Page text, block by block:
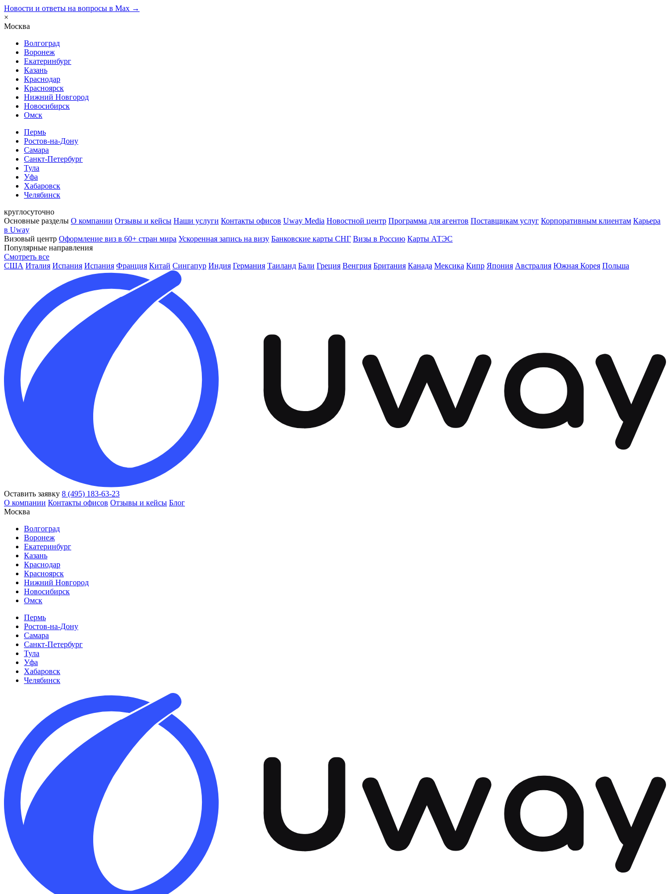
Новости и ответы на вопросы в Max →
×
Москва
Волгоград
Воронеж
Екатеринбург
Казань
Краснодар
Красноярск
Нижний Новгород
Новосибирск
Омск
Пермь
Ростов-на-Дону
Самара
Санкт-Петербург
Тула
Уфа
Хабаровск
Челябинск
круглосуточно
Основные разделы О компании Отзывы и кейсы Наши услуги Контакты офисов Uway Media Новостной центр Программа для агентов Поставщикам услуг Корпоративным клиентам Карьера
в Uway
Визовый центр Оформление виз в 60+ стран мира Ускоренная запись на визу Банковские карты СНГ Визы в Россию Карты АТЭС
Популярные направления
Смотреть все
США Италия Испания Испания Франция Китай Сингапур Индия Германия Таиланд Бали Греция Венгрия Британия Канада Мексика Кипр Япония Австралия Южная Корея Польша
Оставить заявку 8 (495) 183-63-23
О компании Контакты офисов Отзывы и кейсы Блог
Москва
Волгоград
Воронеж
Екатеринбург
Казань
Краснодар
Красноярск
Нижний Новгород
Новосибирск
Омск
Пермь
Ростов-на-Дону
Самара
Санкт-Петербург
Тула
Уфа
Хабаровск
Челябинск